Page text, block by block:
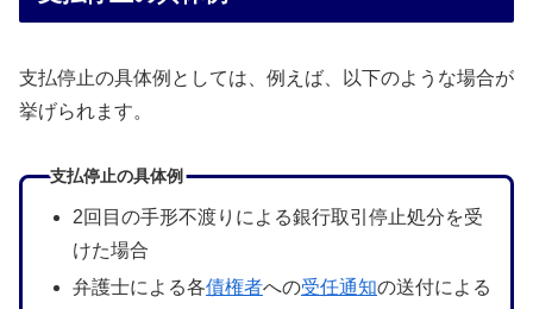
支払停止の具体例としては、例えば、以下のような場合が
挙げられます。
支払停止の具体例
2回目の手形不渡りによる銀行取引停止処分を受
けた場合
弁護士による各債権者への受任通知の送付による